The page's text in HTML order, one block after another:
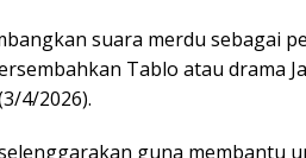
suara merdu sebagai
Tablo atau drama
4/2026).
guna membantu